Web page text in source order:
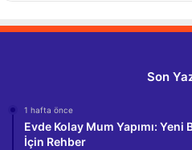
Son
1 hafta önce
Evde Kolay Mum Yapımı:
İçin Rehber